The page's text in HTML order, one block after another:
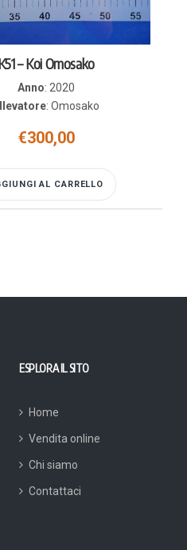
– Koi Omosako
Anno: 2020
:Omosako
€300,00
AL CARRELLO
ESPLORA IL SITO
Home
Vendita online
Chi siamo
Contattaci